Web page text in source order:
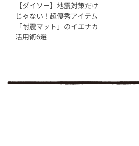
【ダイソー】地震対策だけ
じゃない！超優秀アイテム
「耐震マット」のイエナカ
活用術6選